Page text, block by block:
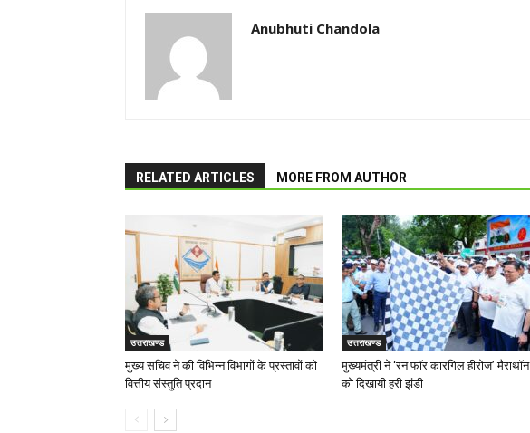
Anubhuti Chandola
RELATED ARTICLES MORE FROM AUTHOR
उत्तराखण्ड
मुख्य सचिव ने की विभिन्न विभागों के प्रस्तावों को
वित्तीय संस्तुति प्रदान
उत्तराखण्ड
मुख्यमंत्री ने ‘रन फॉर कारगिल हीरोज’ मैराथॉन
को दिखायी हरी झंडी